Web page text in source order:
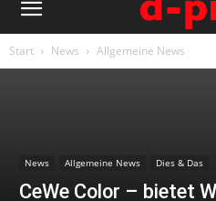
Start News Allgemeine News
News Allgemeine News Dies & Das
CeWe Color – bietet